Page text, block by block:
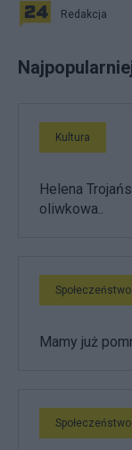
Redakcja
Kultura
Helena
oliwkowa..
Społeczeństwo
Mamy już
Społeczeństwo